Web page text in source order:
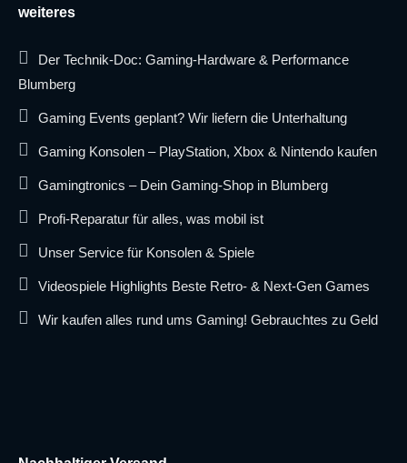
weiteres
Der Technik-Doc: Gaming-Hardware & Performance
Blumberg
Gaming Events geplant? Wir liefern die Unterhaltung
Gaming Konsolen – PlayStation, Xbox & Nintendo kaufen
Gamingtronics – Dein Gaming-Shop in Blumberg
Profi-Reparatur für alles, was mobil ist
Unser Service für Konsolen & Spiele
Videospiele Highlights Beste Retro- & Next-Gen Games
Wir kaufen alles rund ums Gaming! Gebrauchtes zu Geld